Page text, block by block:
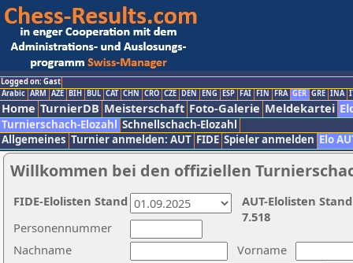
Logged on: Gast
Arabic ARM AZE BIH BUL CAT CHN CRO CZE DEN ENG ESP FAI FIN FRA GER GRE INA
Home TurnierDB Meisterschaft Foto-Galerie Meldekartei
Turnierschach-Elozahl Schnellschach-Elozahl
Allgemeines Turnier anmelden: AUT FIDE Spieler anmelden Elo
Willkommen bei den offiziellen
Nachname
Vorname
Personennummer
AUT-Elolisten
7.518
FIDE-Elolisten Stand